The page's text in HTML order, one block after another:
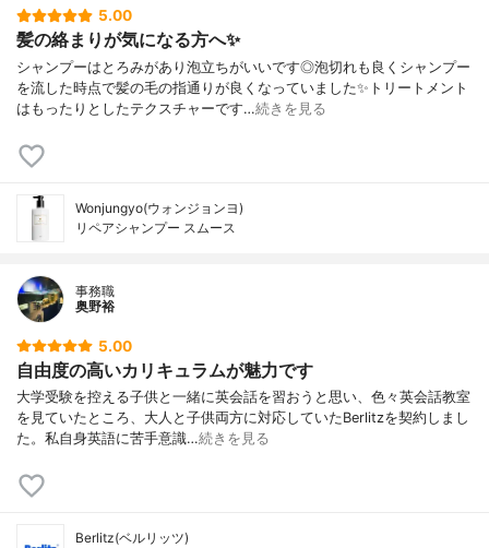
5.00
髪の絡まりが気になる方へ✨
シャンプーはとろみがあり泡立ちがいいです◎泡切れも良くシャンプー
を流した時点で髪の毛の指通りが良くなっていました✨トリートメント
はもったりとしたテクスチャーです…続きを見る
Wonjungyo(ウォンジョンヨ)
リペアシャンプー スムース
事務職
奥野裕
5.00
自由度の高いカリキュラムが魅力です
大学受験を控える子供と一緒に英会話を習おうと思い、色々英会話教室
を見ていたところ、大人と子供両方に対応していたBerlitzを契約しまし
た。私自身英語に苦手意識…続きを見る
Berlitz(ベルリッツ)